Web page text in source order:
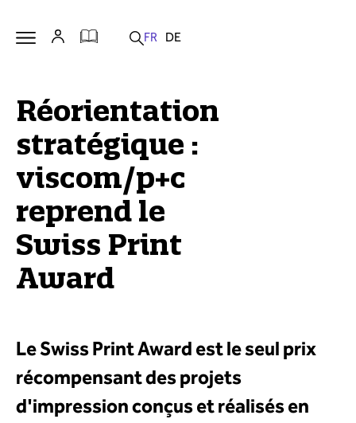
Réorientation
stratégique :
viscom/p+c
reprend le
Swiss Print
Award
Le Swiss Print Award est le seul prix
récompensant des projets
d'impression conçus et réalisés en